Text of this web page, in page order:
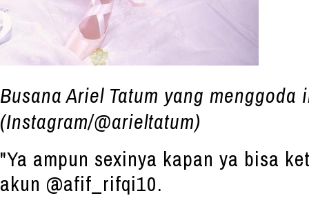
Busana Ariel Tatum yang menggoda
(Instagram/@arieltatum)
"Ya ampun sexinya kapan ya bisa
akun @afif_rifqi10.